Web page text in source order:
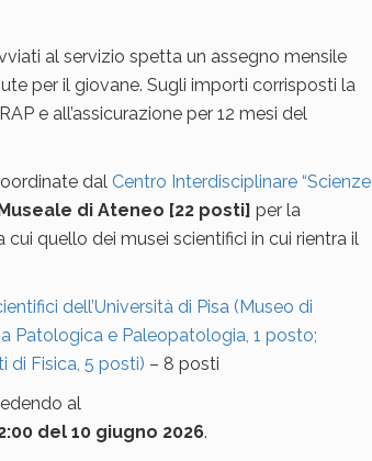
al servizio spetta un assegno mensile
per il giovane. Sugli importi corrisposti la
e all’assicurazione per 12 mesi del
dal Centro Interdisciplinare “Scienze
di Ateneo [22 posti] per la
quello dei musei scientifici in cui rientra il
dell’Università di Pisa (Museo di
Patologica e Paleopatologia, 1 posto;
di Fisica, 5 posti) – 8 posti
al
del 10 giugno 2026.